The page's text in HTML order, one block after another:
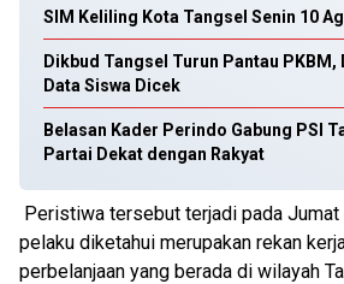
SIM Keliling Kota Tangsel Senin 10
Dikbud Tangsel Turun Pantau PKBM,
Data Siswa Dicek
Belasan Kader Perindo Gabung PSI
Partai Dekat dengan Rakyat
Peristiwa tersebut terjadi pada Jumat
pelaku diketahui merupakan rekan
perbelanjaan yang berada di wilayah